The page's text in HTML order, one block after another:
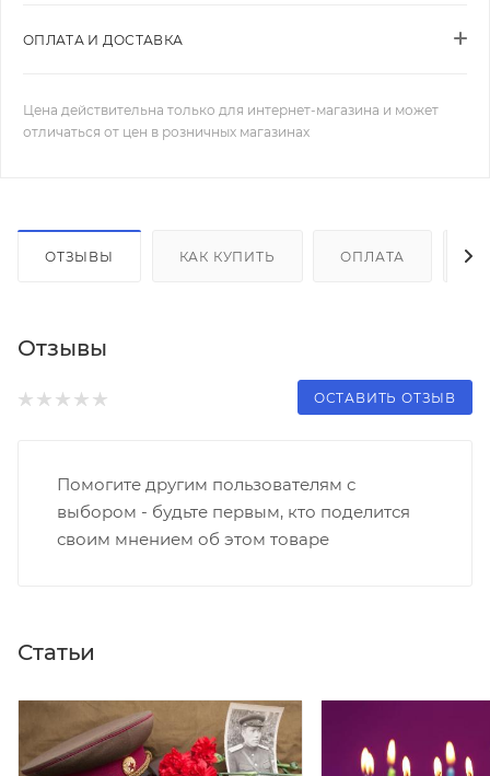
ОПЛАТА И ДОСТАВКА
Цена действительна только для интернет-магазина и может
отличаться от цен в розничных магазинах
ОТЗЫВЫ КАК КУПИТЬ ОПЛАТА
Отзывы
ОСТАВИТЬ ОТЗЫВ
Помогите другим пользователям с
выбором - будьте первым, кто поделится
своим мнением об этом товаре
Статьи